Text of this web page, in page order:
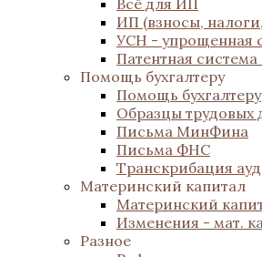
Всё для ИП
ИП (взносы,
УСН - упрощенная
Патентная
Помощь бухгалтеру
Помощь бухгалтеру
Образцы трудовых
Письма МинФина
Письма ФНС
Транскрибация
Материнский капитал
Материнский
Изменения - мат.
Разное